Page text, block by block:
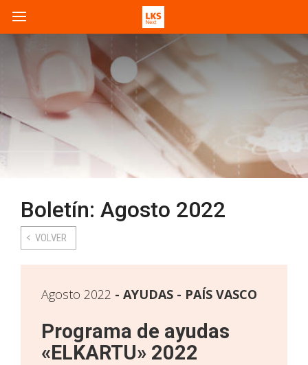
Boletín: Agosto 2022
VOLVER
Agosto 2022 AYUDAS - PAÍS VASCO
Programa de ayudas
«ELKARTU» 2022